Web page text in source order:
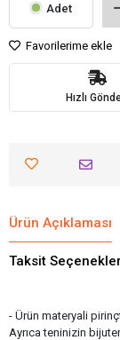
Adet
Favorilerime ekle
Hızlı
Ürün Açıklaması
Taksit
- Ürün materyali
Ayrıca teninizin